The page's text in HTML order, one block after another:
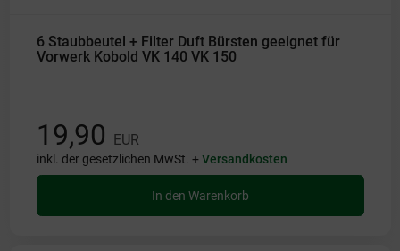
6 Staubbeutel + Filter Duft Bürsten geeignet für
Vorwerk Kobold VK 140 VK 150
19,90 EUR
inkl. der gesetzlichen MwSt. +Versandkosten
In den Warenkorb